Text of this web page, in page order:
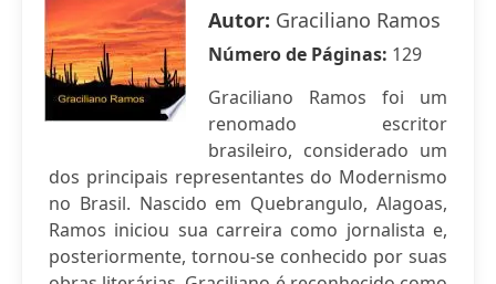
Autor: Graciliano Ramos
Número de Páginas: 129
Graciliano Ramos foi um
renomado escritor
brasileiro, considerado um
dos principais representantes do Modernismo
no Brasil. Nascido em Quebrangulo, Alagoas,
Ramos iniciou sua carreira como jornalista e,
posteriormente, tornou-se conhecido por suas